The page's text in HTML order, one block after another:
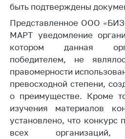
Торговля и услуги
Регулирование и
контроль закупок
Защита прав
потребителей
Регулирование
рекламной
деятельности
Международное
сотрудничество
быть подтверждены
Представленное ООО
МАРТ уведомление
котором данная
победителем, не
правомерности
превосходной степени,
о преимуществе. Кроме
изучения материалов
установлено, что конкурс
всех организаций,